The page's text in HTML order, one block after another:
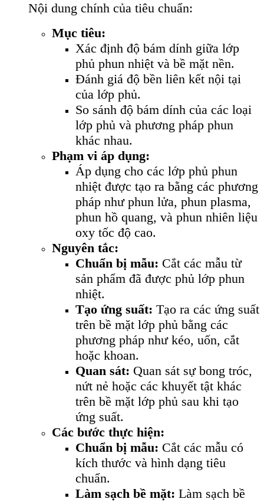
Nội dung chính của tiêu chuẩn:
Mục tiêu:
Xác định độ bám dính giữa lớp
phủ phun nhiệt và bề mặt nền.
Đánh giá độ bền liên kết nội tại
của lớp phủ.
So sánh độ bám dính của các loại
lớp phủ và phương pháp phun
khác nhau.
Phạm vi áp dụng:
Áp dụng cho các lớp phủ phun
nhiệt được tạo ra bằng các phương
pháp như phun lửa, phun plasma,
phun hồ quang, và phun nhiên liệu
oxy tốc độ cao.
Nguyên tắc:
Chuẩn bị mẫu: Cắt các mẫu từ
sản phẩm đã được phủ lớp phun
nhiệt.
Tạo ứng suất: Tạo ra các ứng suất
trên bề mặt lớp phủ bằng các
phương pháp như kéo, uốn, cắt
hoặc khoan.
Quan sát: Quan sát sự bong tróc,
nứt nẻ hoặc các khuyết tật khác
trên bề mặt lớp phủ sau khi tạo
ứng suất.
Các bước thực hiện:
Chuẩn bị mẫu: Cắt các mẫu có
kích thước và hình dạng tiêu
chuẩn.
Làm sạch bề mặt: Làm sạch bề